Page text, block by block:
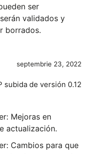
ser
validados y
borrados.
septembrie 23, 2022
subida de versión 0.12
Mejoras en
actualización.
Cambios para que